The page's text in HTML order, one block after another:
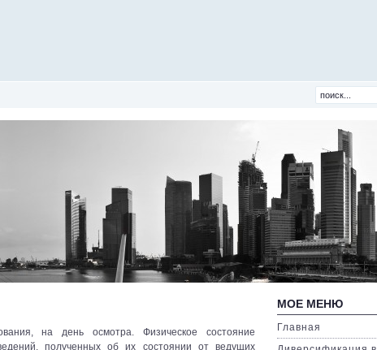
на день осмотра. Физическое состояние
полученных об их состоянии от ведущих
МОЕ МЕНЮ
Главная